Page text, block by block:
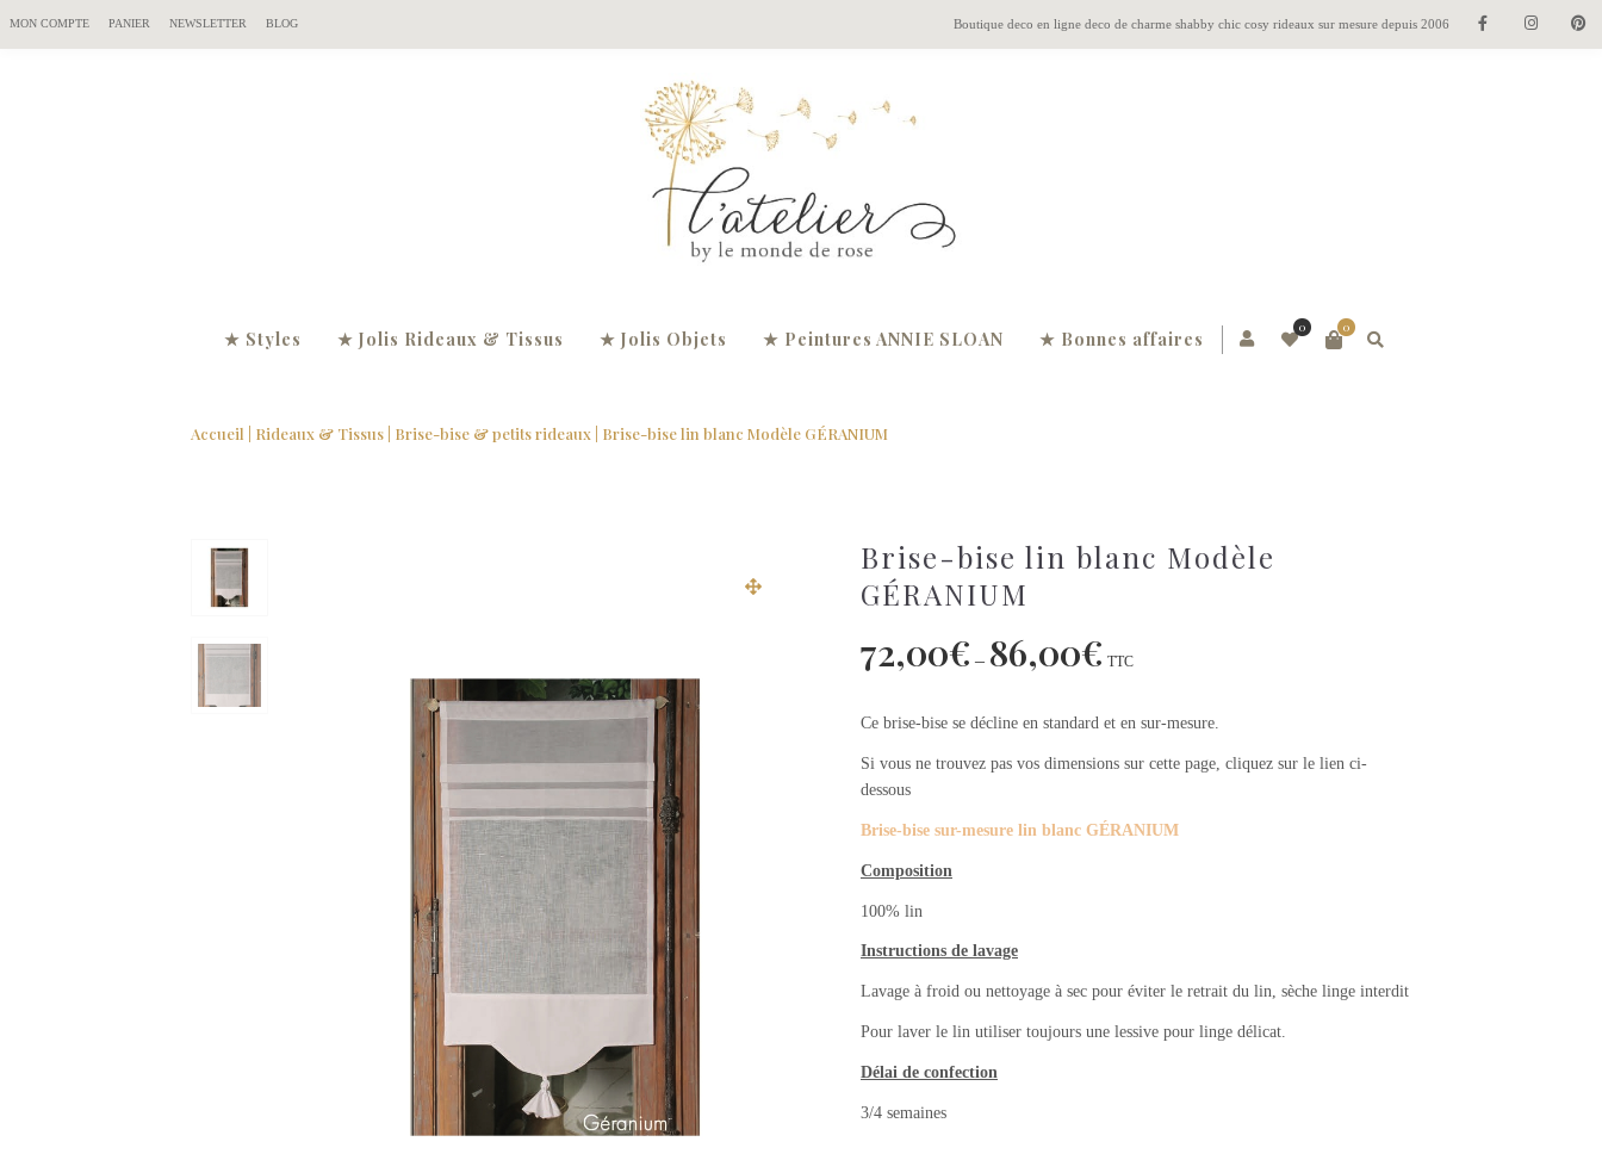
Boutique deco en ligne deco de charme shabby chic cosy rideaux sur mesure depuis 2006
MON COMPTE PANIER NEWSLETTER BLOG
0
0
★ Styles ★ Jolis Rideaux & Tissus ★ Jolis Objets ★ Peintures ANNIE SLOAN ★ Bonnes affaires
Accueil Rideaux & Tissus Brise-bise & petits rideaux | Brise-bise lin blanc Modèle GÉRANIUM
Brise-bise lin blanc Modèle
GÉRANIUM
72,00€ – 86,00€ TTC
Ce brise-bise se décline en standard et en sur-mesure.
Si vous ne trouvez pas vos dimensions sur cette page, cliquez sur le lien ci-
dessous
Brise-bise sur-mesure lin blanc GÉRANIUM
Composition
100% lin
Instructions de lavage
Lavage à froid ou nettoyage à sec pour éviter le retrait du lin, sèche linge interdit
Pour laver le lin utiliser toujours une lessive pour linge délicat.
Délai de confection
3/4 semaines